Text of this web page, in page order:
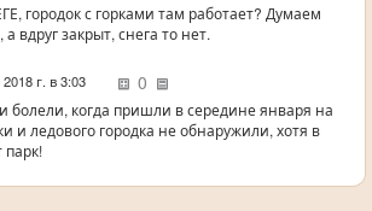
городок с горками там работает? Думаем
вдруг закрыт, снега то нет.
г. в 3:03 0
болели, когда пришли в середине января на
и ледового городка не обнаружили, хотя в
парк!